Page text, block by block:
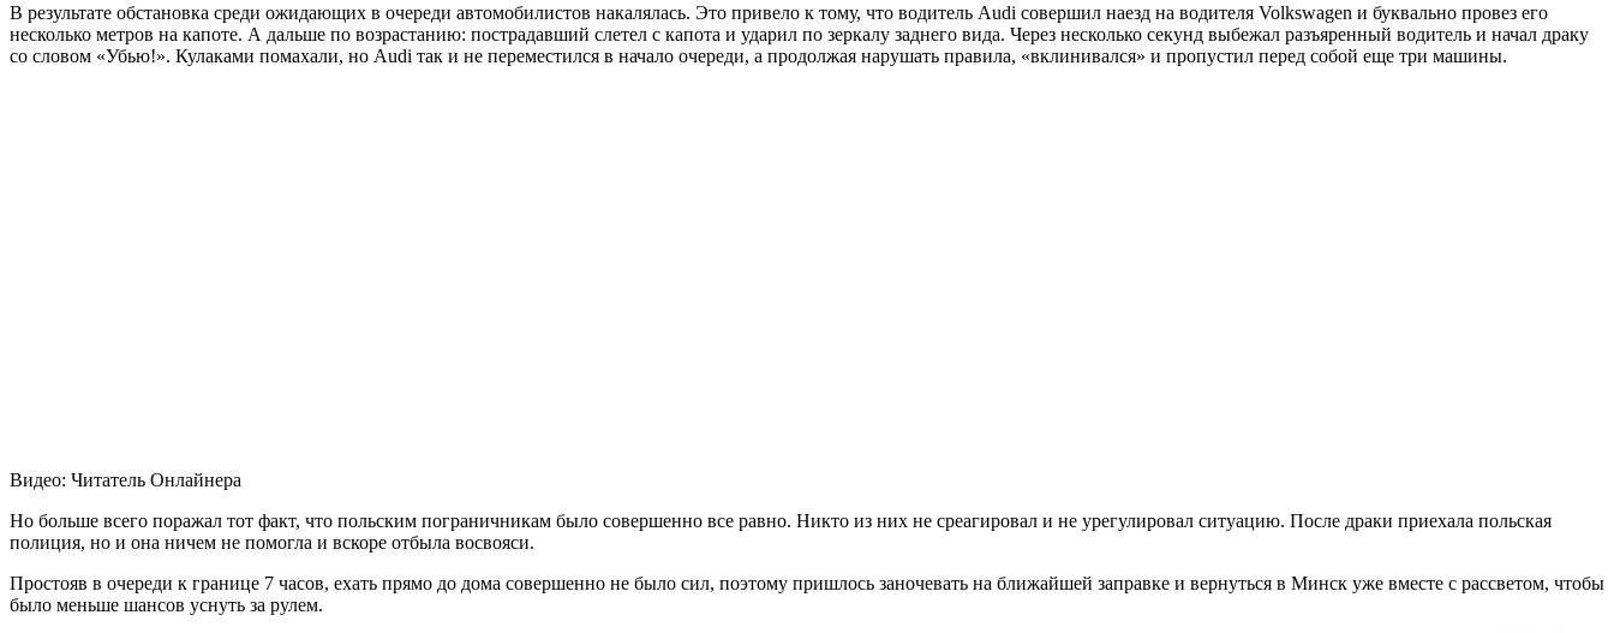
В результате обстановка среди ожидающих в очереди автомобилистов накалялась. Это привело к тому, что водитель Audi совершил наезд на водителя Volkswagen и буквально провез его
несколько метров на капоте. А дальше по возрастанию: пострадавший слетел с капота и ударил по зеркалу заднего вида. Через несколько секунд выбежал разъяренный водитель и начал драку
со словом «Убью!». Кулаками помахали, но Audi так и не переместился в начало очереди, а продолжая нарушать правила, «вклинивался» и пропустил перед собой еще три машины.
Видео: Читатель Онлайнера
Но больше всего поражал тот факт, что польским пограничникам было совершенно все равно. Никто из них не среагировал и не урегулировал ситуацию. После драки приехала польская
полиция, но и она ничем не помогла и вскоре отбыла восвояси.
Простояв в очереди к границе 7 часов, ехать прямо до дома совершенно не было сил, поэтому пришлось заночевать на ближайшей заправке и вернуться в Минск уже вместе с рассветом, чтобы
было меньше шансов уснуть за рулем.